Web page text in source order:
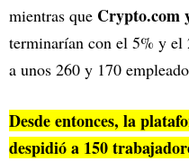
mientras que Crypto.com
terminarían con el 5% y el
a unos 260 y 170
Desde entonces, la
despidió a 150